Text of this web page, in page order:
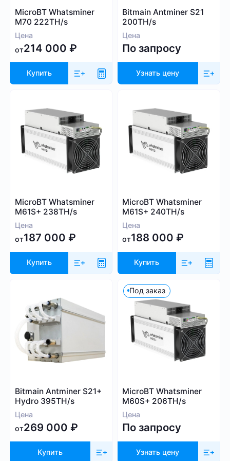
Handshake (HNS)
Monacoin (MONA)
MWC-CT31 (MWC)
Radiant (RXD)
Bitcoin SV (BSV)
Выбрать все
Canaan
Iceriver
Innosilicon
FusionSilicon
iBeLink
Ebang
Применить фильтры
MicroBT Whatsminer
M70 222TH/s
Цена
от214 000 ₽
Купить
Bitmain Antminer S21
200TH/s
Цена
По запросу
Узнать цену
MicroBT Whatsminer
M61S+ 238TH/s
Цена
от187 000 ₽
Купить
MicroBT Whatsminer
M61S+ 240TH/s
Цена
от188 000₽
Купить
Bitmain Antminer S21+
Hydro 395TH/s
Цена
от269 000 ₽
Купить
Под заказ
MicroBT Whatsminer
M60S+ 206TH/s
Цена
По запросу
Узнать цену